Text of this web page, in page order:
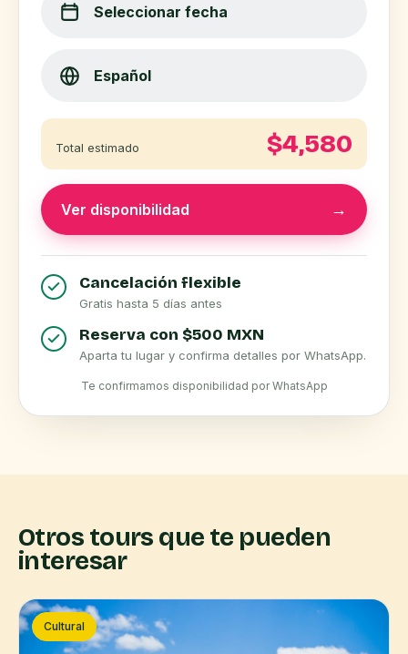
Seleccionar fecha
Español
Total estimado $4,580
Ver disponibilidad
Cancelación flexible
Gratis hasta 5 días antes
Reserva con $500 MXN
Aparta tu lugar y confirma detalles por WhatsApp.
Te confirmamos disponibilidad por WhatsApp
Otros tours que te pueden
interesar
Cultural